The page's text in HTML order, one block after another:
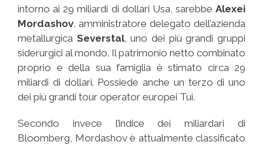
intorno ai 29 miliardi di dollari Usa, sarebbe Alexei
Mordashov, amministratore delegato dell’azienda
metallurgica Severstal, uno dei più grandi gruppi
siderurgici al mondo. Il patrimonio netto combinato
proprio e della sua famiglia è stimato circa 29
miliardi di dollari. Possiede anche un terzo di uno
dei più grandi tour operator europei Tui.
Secondo invece l’indice dei miliardari di
Bloomberg, Mordashov è attualmente classificato